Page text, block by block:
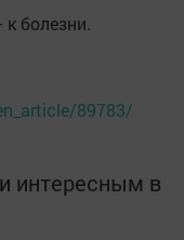
болезни.
89783/
интересным в